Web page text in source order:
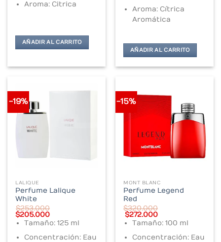
Aroma: Citrica
AÑADIR AL CARRITO
Aroma: Cítrica
Aromática
AÑADIR AL CARRITO
-19%
LALIQUE
Perfume Lalique
White
$253.000
Original
price
was:
$253.000.
$205.000Current
price
is:
$205.000.
Tamaño: 125 ml
Concentración: Eau
-15%
MONT BLANC
Perfume Legend
Red
$320.000
Original
price
was:
$320.000.
$272.000Current
price
is:
$272.000.
Tamaño: 100 ml
Concentración: Eau